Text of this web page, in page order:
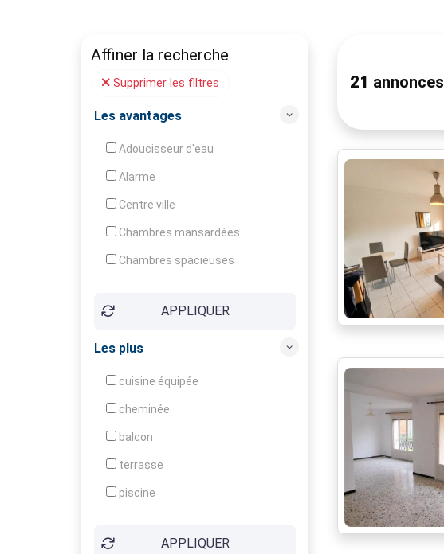
Affiner la recherche
Supprimer les filtres
Les avantages
Adoucisseur d'eau
Alarme
Centre ville
Chambres mansardées
Chambres spacieuses
Ensoleillé (e)
Entièrement rénové
Lumineux
APPLIQUER
Les plus
cuisine équipée
cheminée
balcon
terrasse
piscine
APPLIQUER
21 annonces